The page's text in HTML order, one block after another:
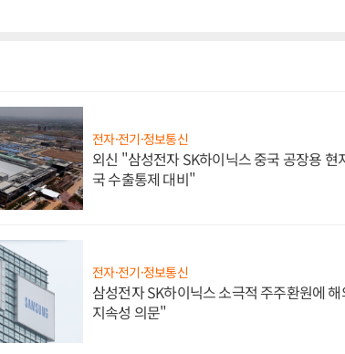
전자·전기·정보통신
외신 "삼성전자 SK하이닉스 중국 공장용 현
국 수출통제 대비"
전자·전기·정보통신
삼성전자 SK하이닉스 소극적 주주환원에
지속성 의문"